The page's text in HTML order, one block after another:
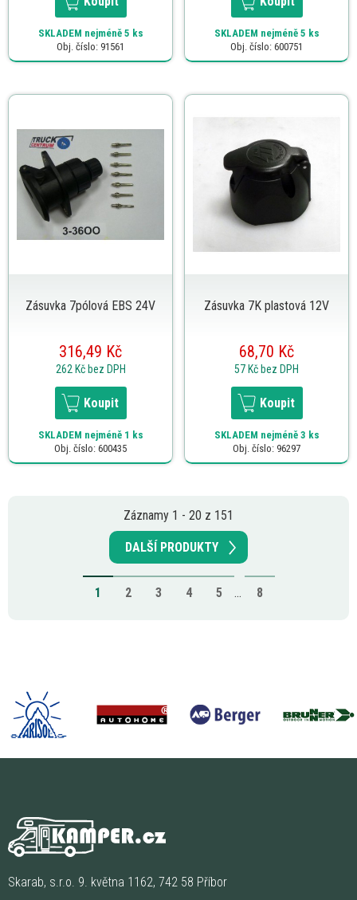
SKLADEM nejméně 5 ks
Obj. číslo: 91561
SKLADEM nejméně 5 ks
Obj. číslo: 600751
Zásuvka 7pólová EBS 24V
316,49 Kč
262 Kč bez DPH
Koupit
SKLADEM nejméně 1 ks
Obj. číslo: 600435
Zásuvka 7K plastová 12V
68,70 Kč
57 Kč bez DPH
Koupit
SKLADEM nejméně 3 ks
Obj. číslo: 96297
Záznamy 1 - 20 z 151
DALŠÍ PRODUKTY
1 2 3 4 5 ... 8
Skarab, s.r.o. 9. května 1162, 742 58 Příbor